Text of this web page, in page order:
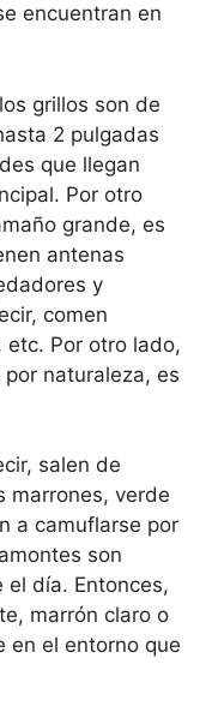
encuentran en
grillos son de
2 pulgadas
que llegan
Por otro
grande, es
antenas
y
comen
etc. Por otro lado,
naturaleza, es
salen de
marrones, verde
a camuflarse por
son
el día. Entonces,
marrón claro o
en el entorno que